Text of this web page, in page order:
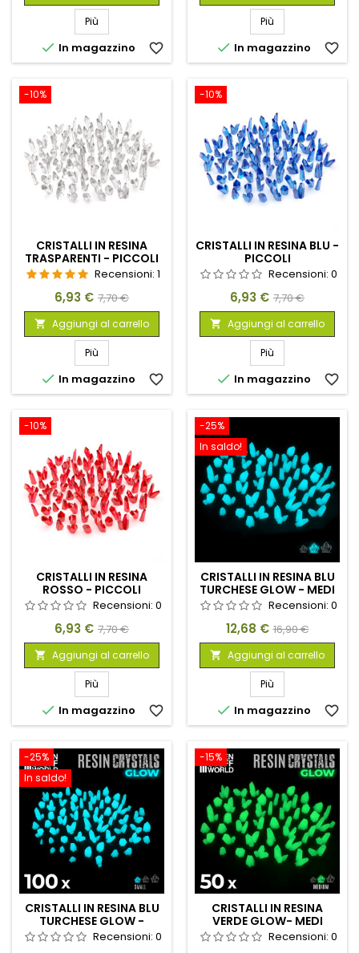
Più
 In magazzino favorite_border
Più
 In magazzino favorite_border
-10%
CRISTALLI IN RESINA
TRASPARENTI - PICCOLI
Recensioni: 1
Prezzo
6,93 € Prezzo
base
7,70 €
 Aggiungi al carrello
Più
 In magazzino favorite_border
-10%
CRISTALLI IN RESINA BLU -
PICCOLI
Recensioni: 0
Prezzo
6,93 € Prezzo
base
7,70 €
 Aggiungi al carrello
Più
 In magazzino favorite_border
-10%
CRISTALLI IN RESINA
ROSSO - PICCOLI
Recensioni: 0
Prezzo
6,93 € Prezzo
base
7,70 €
 Aggiungi al carrello
Più
 In magazzino favorite_border
-25%
In saldo!
CRISTALLI IN RESINA BLU
TURCHESE GLOW - MEDI
Recensioni: 0
Prezzo
12,68 € Prezzo
base
16,90 €
 Aggiungi al carrello
Più
 In magazzino favorite_border
-25%
In saldo!
CRISTALLI IN RESINA BLU
TURCHESE GLOW -
PICCOLIRecensioni: 0
-15%
CRISTALLI IN RESINA
VERDE GLOW- MEDI
Recensioni: 0